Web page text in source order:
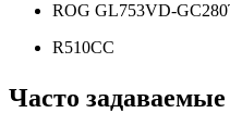
ROG GL753VD-
R510CC
Часто